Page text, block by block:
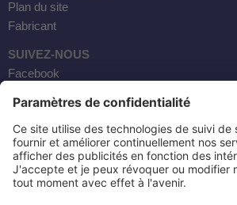
Plan du site
Fabricant
SUIVEZ-NOUS
Facebook
YouTube
Courrier électronique
AKTOBIS AG
20, RUE BORSIG